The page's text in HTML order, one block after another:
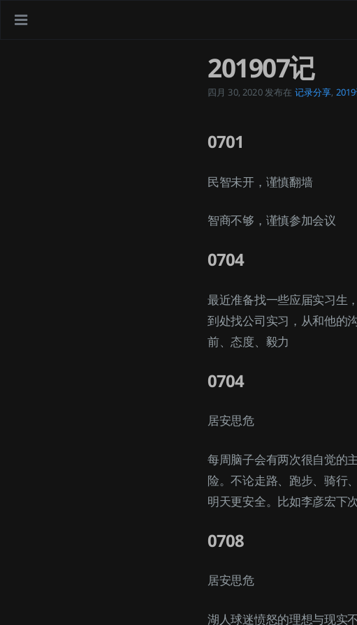
201907记
四月 30, 2020发布在 记录分享,
0701
民智未开，谨慎翻墙
智商不够，谨慎参加会议
0704
最近准备找一些应届实习生
到处找公司实习，从和他的
前、态度、毅力
0704
居安思危
每周脑子会有两次很自觉的
险。不论走路、跑步、骑行
明天更安全。比如李彦宏下
0708
居安思危
湖人球迷愤怒的理想与现实